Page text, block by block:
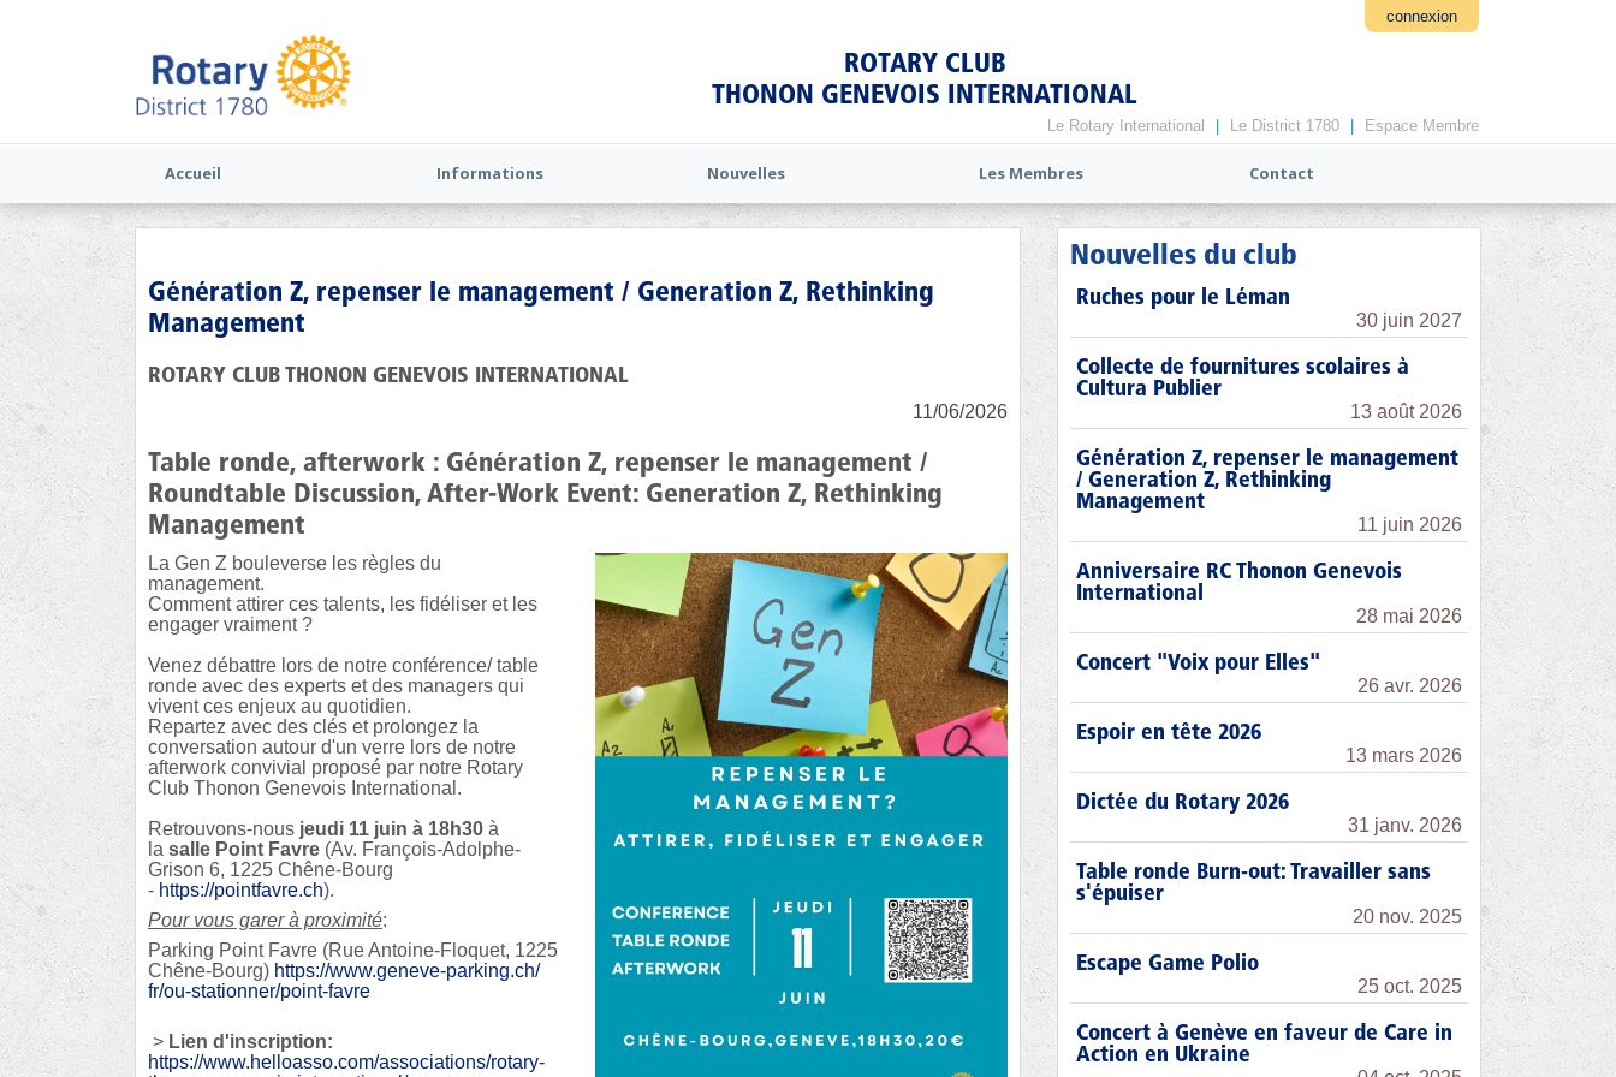
ROTARY CLUB
THONON GENEVOIS INTERNATIONAL
connexion
Le Rotary International Le District 1780 Espace Membre
Accueil Informations Nouvelles Les Membres Contact
Génération Z, repenser le management / Generation Z, Rethinking
Management
ROTARY CLUB THONON GENEVOIS INTERNATIONAL
11/06/2026
Table ronde, afterwork : Génération Z, repenser le management /
Roundtable Discussion, After-Work Event: Generation Z, Rethinking
Management
La Gen Z bouleverse les règles du
management.
Comment attirer ces talents, les fidéliser et les
engager vraiment ?
Venez débattre lors de notre conférence/ table
ronde avec des experts et des managers qui
vivent ces enjeux au quotidien.
Repartez avec des clés et prolongez la
conversation autour d'un verre lors de notre
afterwork convivial proposé par notre Rotary
Club Thonon Genevois International.
Retrouvons-nous jeudi 11 juin à 18h30 à
la salle Point Favre (Av. François-Adolphe-
Grison 6, 1225 Chêne-Bourg
- https://pointfavre.ch).
Pour vous garer à proximité:
Parking Point Favre (Rue Antoine-Floquet, 1225
Chêne-Bourg) https://www.geneve-parking.ch/
fr/ou-stationner/point-favre
> Lien d'inscription:
https://www.helloasso.com/associations/rotary-
Nouvelles du club
Ruches pour le Léman
30 juin 2027
Collecte de fournitures scolaires à
Cultura Publier
13 août 2026
Génération Z, repenser le management
/ Generation Z, Rethinking
Management
11 juin 2026
Anniversaire RC Thonon Genevois
International
28 mai 2026
Concert "Voix pour Elles"
26 avr. 2026
Espoir en tête 2026
13 mars 2026
Dictée du Rotary 2026
31 janv. 2026
Table ronde Burn-out: Travailler sans
s'épuiser
20 nov. 2025
Escape Game Polio
25 oct. 2025
Concert à Genève en faveur de Care in
Action en Ukraine